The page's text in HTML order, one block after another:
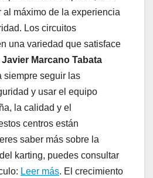
al máximo de la experiencia
Los circuitos
una variedad que satisface
Javier Marcano Tabata
siempre seguir las
y usar el equipo
la calidad y el
centros están
saber más sobre la
karting, puedes consultar
Leer más. El crecimiento